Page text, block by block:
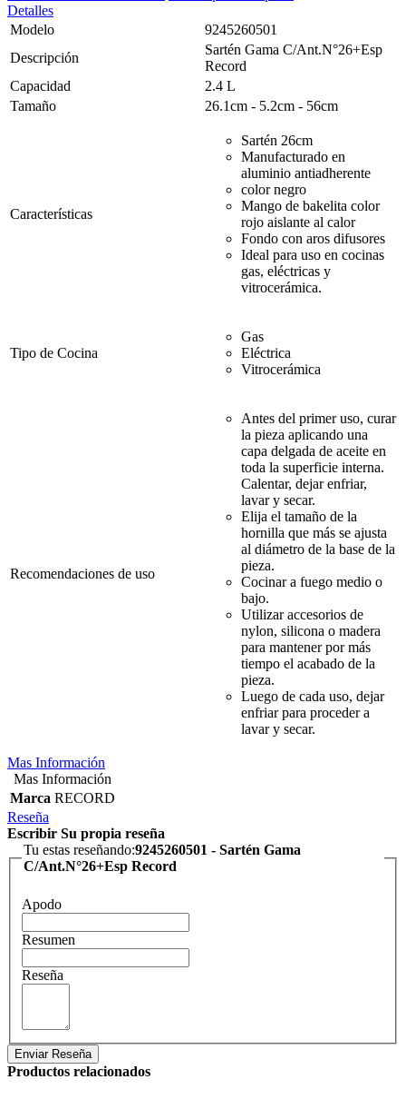
Detalles
Modelo
9245260501
Descripción
Sartén Gama C/Ant.N°26+Esp
Record
Capacidad
2.4 L
Tamaño
26.1cm - 5.2cm - 56cm
Características
Sartén 26cm
Manufacturado en
aluminio antiadherente
color negro
Mango de bakelita color
rojo aislante al calor
Fondo con aros difusores
Ideal para uso en cocinas
gas, eléctricas y
vitrocerámica.
Tipo de Cocina
Gas
Eléctrica
Vitrocerámica
Recomendaciones de uso
Antes del primer uso, curar
la pieza aplicando una
capa delgada de aceite en
toda la superficie interna.
Calentar, dejar enfriar,
lavar y secar.
Elija el tamaño de la
hornilla que más se ajusta
al diámetro de la base de la
pieza.
Cocinar a fuego medio o
bajo.
Utilizar accesorios de
nylon, silicona o madera
para mantener por más
tiempo el acabado de la
pieza.
Luego de cada uso, dejar
enfriar para proceder a
lavar y secar.
Mas Información
Mas Información
Marca RECORD
Reseña
Escribir Su propia reseña
Tu estas reseñando:9245260501 - Sartén Gama
C/Ant.N°26+Esp Record
Apodo
Resumen
Reseña
Enviar Reseña
Productos relacionados